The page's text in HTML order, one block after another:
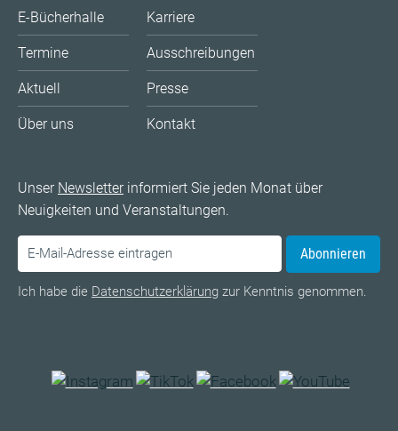
E-Bücherhalle
Termine
Aktuell
Über uns
Karriere
Ausschreibungen
Presse
Kontakt
Unser Newsletterinformiert Sie jeden Monat über
Neuigkeiten und Veranstaltungen.
Abonnieren
Ich habe die Datenschutzerklärung zur Kenntnis genommen.